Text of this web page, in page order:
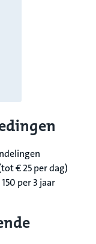
€ 25 per dag)
per 3 jaar